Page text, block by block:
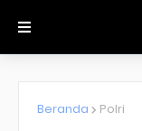
Beranda Polri